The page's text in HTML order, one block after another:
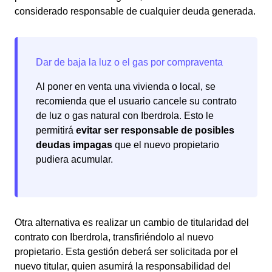
considerado responsable de cualquier deuda generada.
Al poner en venta una vivienda o local, se
recomienda que el usuario cancele su contrato
de luz o gas natural con Iberdrola. Esto le
permitirá evitar ser responsable de posibles
deudas impagas que el nuevo propietario
pudiera acumular.
Otra alternativa es realizar un cambio de titularidad del
contrato con Iberdrola, transfiriéndolo al nuevo
propietario. Esta gestión deberá ser solicitada por el
nuevo titular, quien asumirá la responsabilidad del